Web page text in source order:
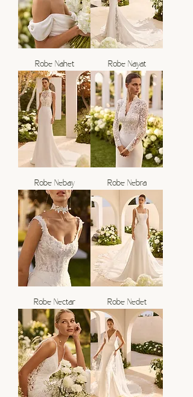
Robe Nahet Robe Nayat
Robe Nebay Robe Nebra
Robe Nectar Robe Nedet